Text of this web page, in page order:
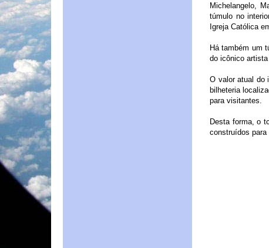
Michelangelo,
túmulo no
Igreja Católica
Há também um
do icônico
O valor atual do
bilheteria
para visitantes.
Desta forma, o
construídos